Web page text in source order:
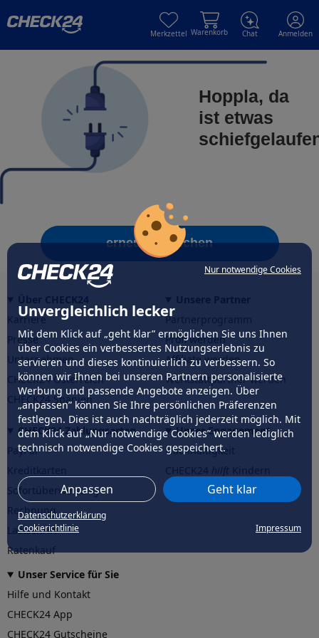
Nur notwendige Cookies
Unvergleichlich lecker
Mit dem Klick auf „geht klar” ermöglichen Sie uns Ihnen
über Cookies ein verbessertes Nutzungserlebnis zu
servieren und dieses kontinuierlich zu verbessern. So
können wir Ihnen bei unseren Partnern personalisierte
Werbung und passende Angebote anzeigen. Über
„anpassen” können Sie Ihre persönlichen Präferenzen
festlegen. Dies ist auch nachträglich jederzeit möglich. Mit
dem Klick auf „Nur notwendige Cookies” werden lediglich
technisch notwendige Cookies gespeichert.
Anpassen Geht klar
Datenschutzerklärung
Cookierichtlinie
Impressum
Merkzettel Warenkorb Chat Anmelden
Hoppla, da
ist etwas
erneut versuchen
Karriere
Presse
Unternehmen
CHECK24 Österreich
CHECK24 Spanien
Partnerprogramm
Profi werden
Affiliate werden
Werkstattpartner werden
CHECK24 Zahlungsarten
PayPal
Sofortüberweisung
Rechnung
Lastschrift
Ratenkauf
Unser Engagement
Nachhaltigkeit
CHECK24hilftder Natur
Unser Service für Sie
Hilfe und Kontakt
CHECK24 App
CHECK24 Gutscheine